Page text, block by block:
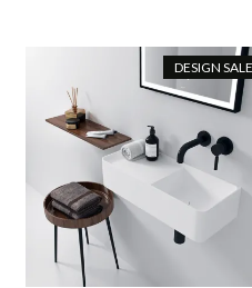
DESIGN SALE